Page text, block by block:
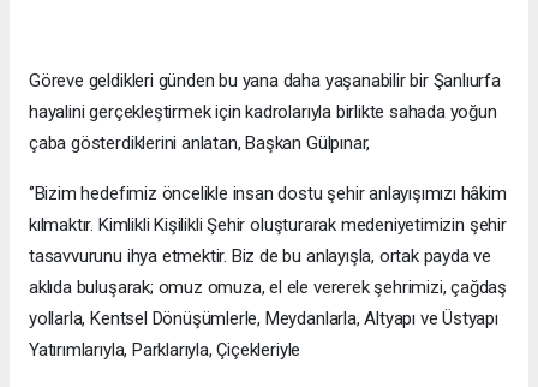
Göreve geldikleri günden bu yana daha yaşanabilir bir Şanlıurfa
hayalini gerçekleştirmek için kadrolarıyla birlikte sahada yoğun
çaba gösterdiklerini anlatan, Başkan Gülpınar,
‘’Bizim hedefimiz öncelikle insan dostu şehir anlayışımızı hâkim
kılmaktır. Kimlikli Kişilikli Şehir oluşturarak medeniyetimizin şehir
tasavvurunu ihya etmektir. Biz de bu anlayışla, ortak payda ve
aklıda buluşarak; omuz omuza, el ele vererek şehrimizi, çağdaş
yollarla, Kentsel Dönüşümlerle, Meydanlarla, Altyapı ve Üstyapı
Yatırımlarıyla, Parklarıyla, Çiçekleriyle